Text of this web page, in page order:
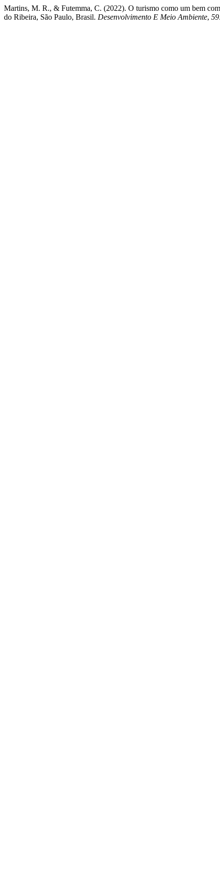
Martins, M. R., & Futemma, C. (2022). O turismo como um bem
do Ribeira, São Paulo, Brasil. Desenvolvimento E Meio Ambiente, 59